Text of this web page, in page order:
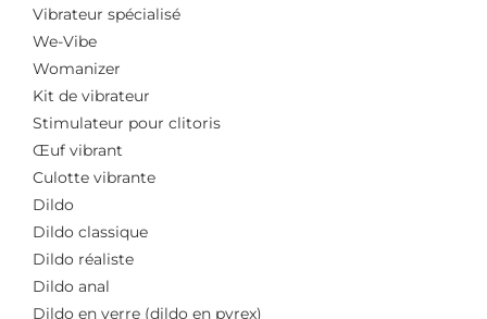
Vibrateur spécialisé
We-Vibe
Womanizer
Kit de vibrateur
Stimulateur pour clitoris
Œuf vibrant
Culotte vibrante
Dildo
Dildo classique
Dildo réaliste
Dildo anal
Dildo en verre (dildo en pyrex)